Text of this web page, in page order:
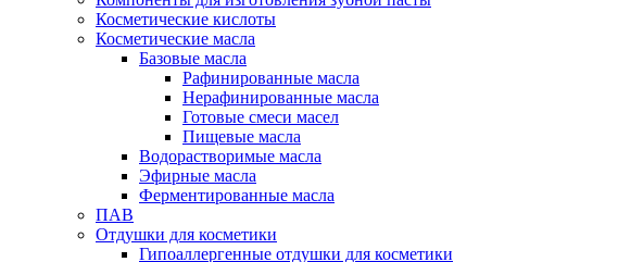
Косметические кислоты
Косметические масла
Базовые масла
Рафинированные масла
Нерафинированные масла
Готовые смеси масел
Пищевые масла
Водорастворимые масла
Эфирные масла
Ферментированные масла
ПАВ
Отдушки для косметики
Гипоаллергенные отдушки для косметики